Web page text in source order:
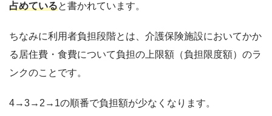
占めていると書かれています。
ちなみに利用者負担段階とは、介護保険施設においてかか
る居住費・食費について負担の上限額（負担限度額）のラ
ンクのことです。
4→3→2→1の順番で負担額が少なくなります。